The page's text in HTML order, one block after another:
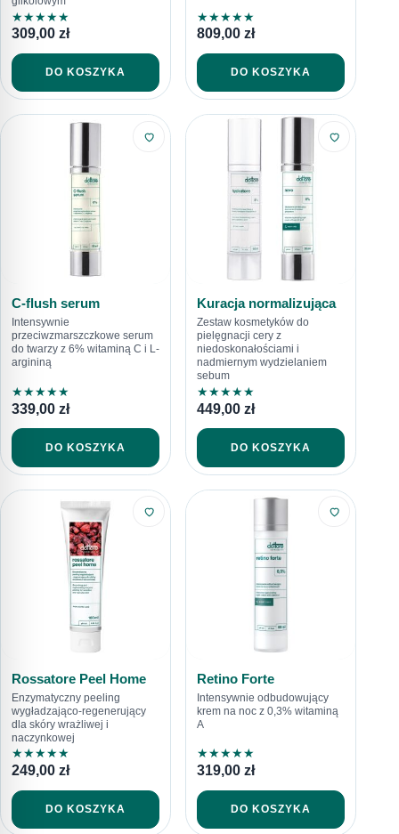
★★★★★
309,00 zł
DO KOSZYKA
★★★★★
809,00 zł
DO KOSZYKA
C-flush serum
Intensywnie
przeciwzmarszczkowe serum
do twarzy z 6% witaminą C i L-
argininą
★★★★★
339,00 zł
DO KOSZYKA
Kuracja normalizująca
Zestaw kosmetyków do
pielęgnacji cery z
niedoskonałościami i
nadmiernym wydzielaniem
sebum
★★★★★
449,00 zł
DO KOSZYKA
Rossatore Peel Home
Enzymatyczny peeling
wygładzająco-regenerujący
dla skóry wrażliwej i
naczynkowej
★★★★★
249,00 zł
DO KOSZYKA
Retino Forte
Intensywnie odbudowujący
krem na noc z 0,3% witaminą
A
★★★★★
319,00 zł
DO KOSZYKA